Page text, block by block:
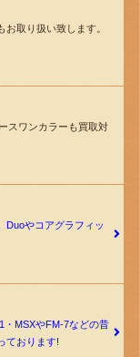
取り扱い致します。
スワンカラーも買取対
Duoやコアグラフィッ
・MSXやFM-7などの昔
ております!